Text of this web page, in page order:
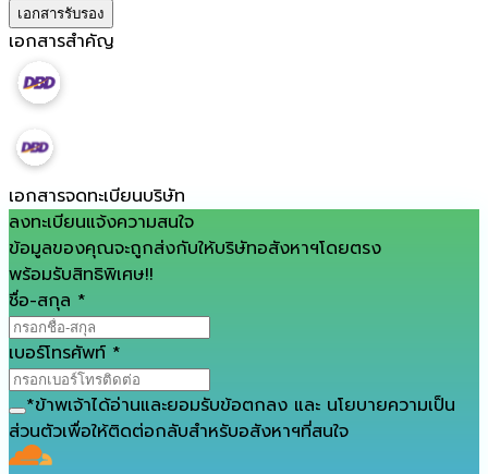
เอกสารรับรอง
เอกสารสำคัญ
เอกสารจดทะเบียนบริษัท
ลงทะเบียนแจ้งความสนใจ
ข้อมูลของคุณจะถูกส่งกับให้บริษัทอสังหาฯโดยตรง
พร้อมรับสิทธิพิเศษ!!
ชื่อ-สกุล *
เบอร์โทรศัพท์ *
*ข้าพเจ้าได้อ่านและยอมรับข้อตกลง และ นโยบายความเป็น
ส่วนตัวเพื่อให้ติดต่อกลับสำหรับอสังหาฯที่สนใจ